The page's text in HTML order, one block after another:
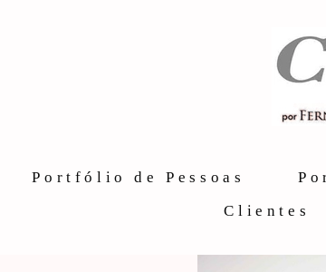
Portfólio de Pessoas
Clientes